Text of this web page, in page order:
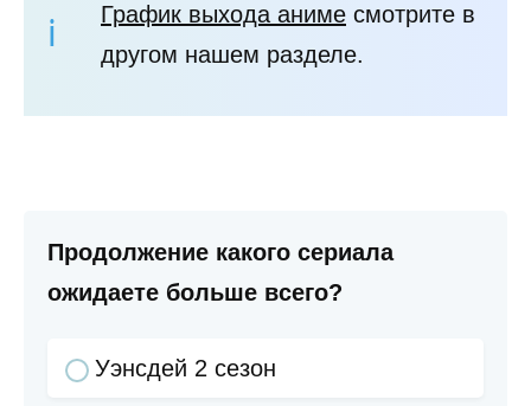
График выхода аниме смотрите в
другом нашем разделе.
Продолжение какого сериала
ожидаете больше всего?
Уэнсдей 2 сезон